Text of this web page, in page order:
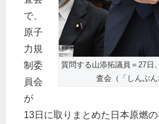
質問する山添拓議員＝27日
査会（「しんぶん
で、
原子
力規
制委
員会
が
13日に取りまとめた日本原燃